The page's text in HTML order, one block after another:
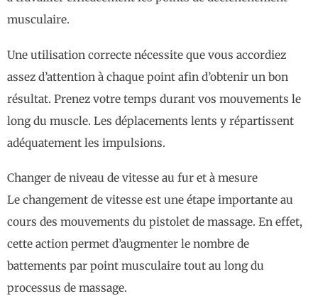
musculaire.
Une utilisation correcte nécessite que vous accordiez
assez d’attention à chaque point afin d’obtenir un bon
résultat. Prenez votre temps durant vos mouvements le
long du muscle. Les déplacements lents y répartissent
adéquatement les impulsions.
Changer de niveau de vitesse au fur et à mesure
Le changement de vitesse est une étape importante au
cours des mouvements du pistolet de massage. En effet,
cette action permet d’augmenter le nombre de
battements par point musculaire tout au long du
processus de massage.